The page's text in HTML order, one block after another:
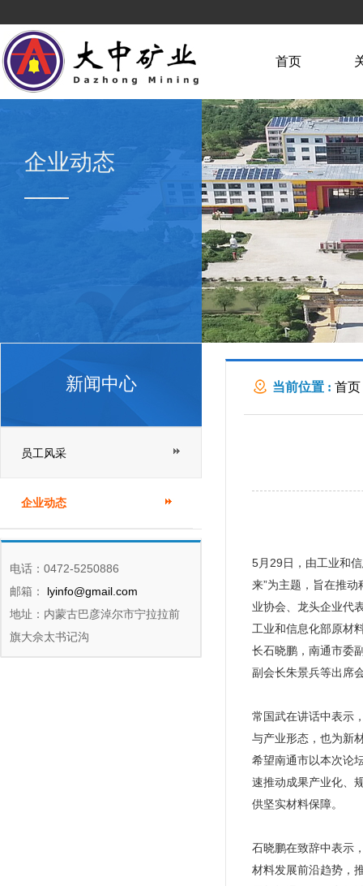
首页
企业动态
新闻中心
员工风采
企业动态
电话：0472-5250886
邮箱：
lyinfo@gmail.com
地址：内蒙古巴彦淖尔市宁拉拉前
旗大佘太书记沟
当前位置 : 首页
5月29日，由工业和
来”为主题，旨在推
业协会、龙头企业代
工业和信息化部原材
长石晓鹏，南通市委
副会长朱景兵等出席
常国武在讲话中表示
与产业形态，也为新
希望南通市以本次论
速推动成果产业化、
供坚实材料保障。
石晓鹏在致辞中表示
材料发展前沿趋势，